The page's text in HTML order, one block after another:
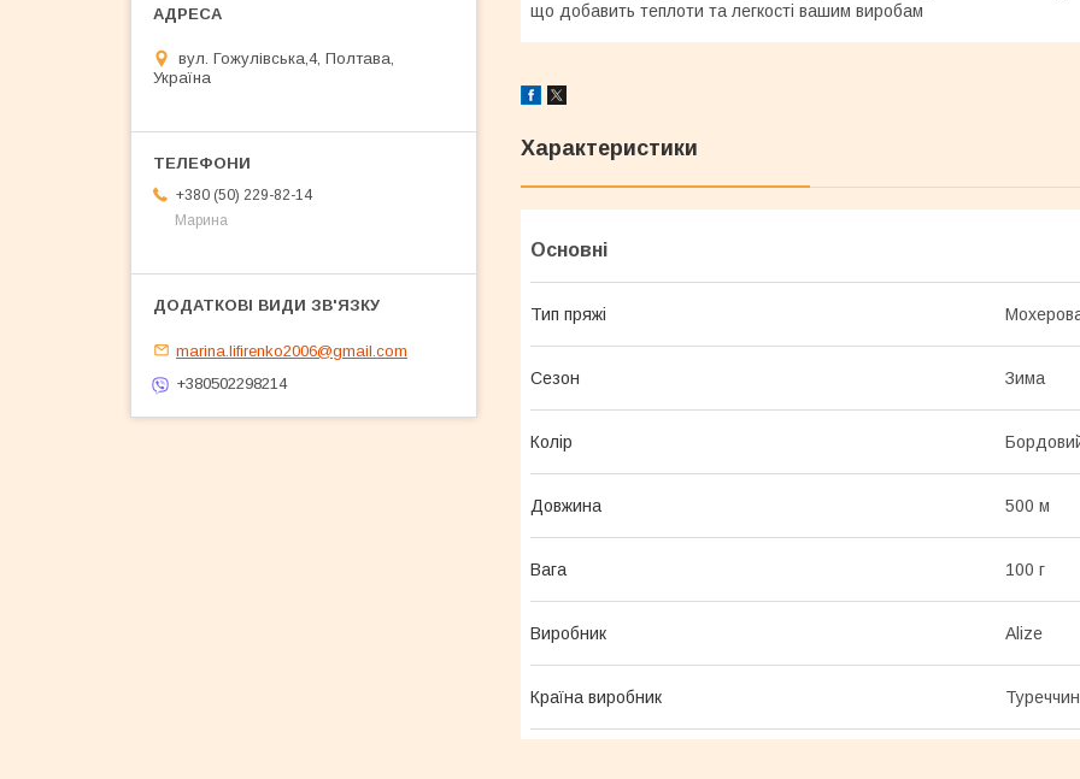
що добавить теплоти та легкості вашим виробам
Характеристики
Основні
Тип пряжі
Сезон Зима
Колір
Довжина 500 м
Вага 100 г
Виробник Alize
Країна виробник
вул. Гожулівська,4, Полтава,
Україна
+380 (50) 229-82-14
Марина
marina.lifirenko2006@gmail.com
+380502298214